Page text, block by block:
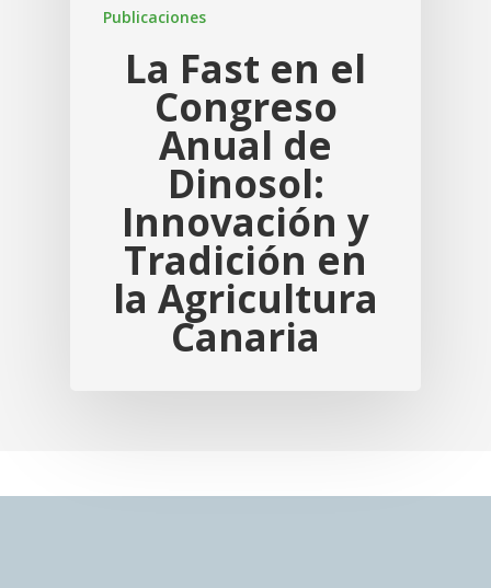
Publicaciones
La Fast en el
Congreso
Anual de
Dinosol:
Innovación y
Tradición en
la Agricultura
Canaria